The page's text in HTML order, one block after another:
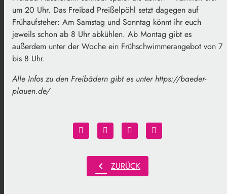
um 20 Uhr. Das Freibad Preißelpöhl setzt dagegen auf
Frühaufsteher: Am Samstag und Sonntag könnt ihr euch
jeweils schon ab 8 Uhr abkühlen. Ab Montag gibt es
außerdem unter der Woche ein Frühschwimmerangebot von 7
bis 8 Uhr.
Alle Infos zu den Freibädern gibt es unter https://baeder-
plauen.de/
chevron_left ZURÜCK